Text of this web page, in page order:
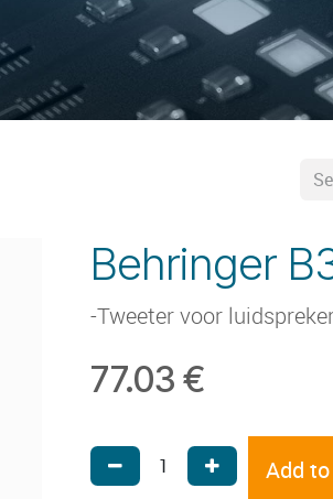
Behringer
-Tweeter voor
77.03 €
Add